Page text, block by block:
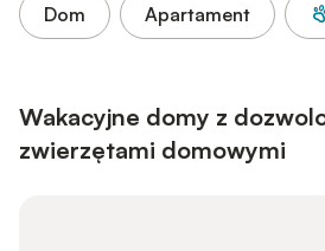
Dom Apartament
Wakacyjne domy z
zwierzętami domowymi